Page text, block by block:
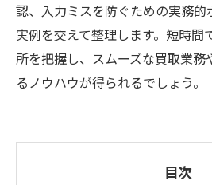
認、入力ミスを防ぐための実務的
実例を交えて整理します。短時間
所を把握し、スムーズな買取業務
るノウハウが得られるでしょう。
目次